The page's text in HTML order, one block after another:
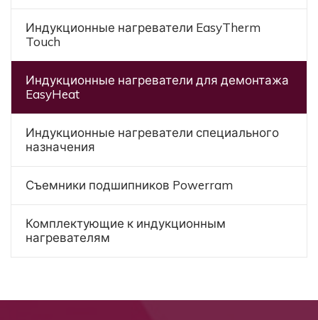
Индукционные нагреватели EasyTherm
Touch
Индукционные нагреватели для демонтажа
EasyHeat
Индукционные нагреватели специального
назначения
Съемники подшипников Powerram
Комплектующие к индукционным
нагревателям